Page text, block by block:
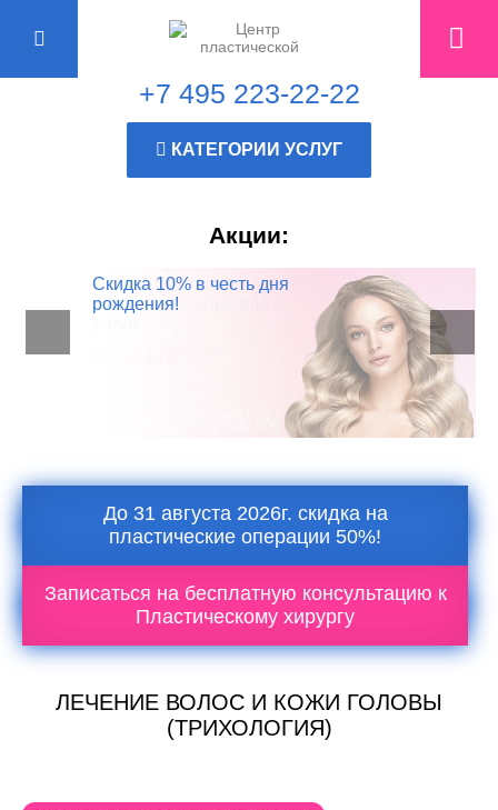
+7 495 223-22-22
КАТЕГОРИИ УСЛУГ
Акции:
Прием трихолога
+ плазмотерапия для
Скидка 10% в честь дня
рождения!
До 31 августа 2026г. скидка на
пластические операции 50%!
Записаться на бесплатную консультацию к
Пластическому хирургу
ЛЕЧЕНИЕ ВОЛОС И КОЖИ ГОЛОВЫ
(ТРИХОЛОГИЯ)